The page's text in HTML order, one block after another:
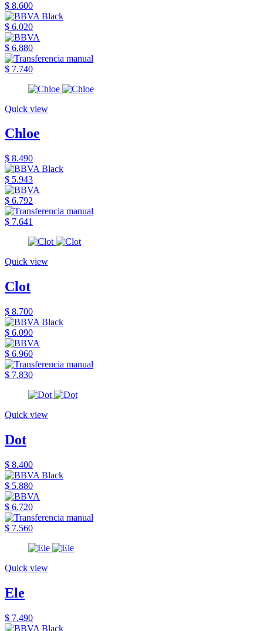
$ 8.600
$ 6.020
$ 6.880
$ 7.740
Quick view
Chloe
$ 8.490
$ 5.943
$ 6.792
$ 7.641
Quick view
Clot
$ 8.700
$ 6.090
$ 6.960
$ 7.830
Quick view
Dot
$ 8.400
$ 5.880
$ 6.720
$ 7.560
Quick view
Ele
$ 7.490